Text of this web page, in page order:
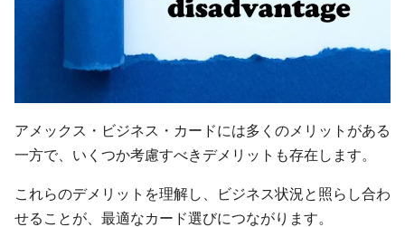
アメックス・ビジネス・カードには多くのメリットがある
一方で、いくつか考慮すべきデメリットも存在します。
これらのデメリットを理解し、ビジネス状況と照らし合わ
せることが、最適なカード選びにつながります。